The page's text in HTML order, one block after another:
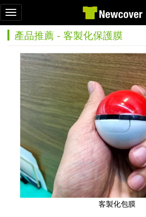
Toggle
navigation
產品推薦 - 客製化保護膜
客製化包膜